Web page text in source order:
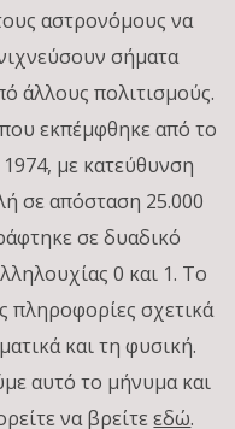
αστρονόμους να
σήματα
άλλους πολιτισμούς.
εκπέμφθηκε από το
με κατεύθυνση
σε απόσταση 25.000
σε δυαδικό
0 και 1. Το
πληροφορίες σχετικά
και τη φυσική.
αυτό το μήνυμα και
να βρείτεεδώ.